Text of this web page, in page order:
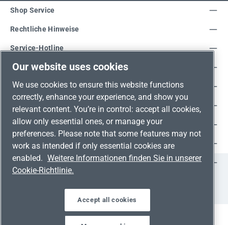
Service-Hotline
Shop Service
Rechtliche Hinweise
Unsere Vorteile
Versandarten
Zahlungsarten
Adresse
Umweltschutz & Partnerschaft
Jetzt auf Social Media folgen!
FacebookInstagramYouTubeLinkedIn
Our website uses cookies
We use cookies to ensure this website functions
correctly, enhance your experience, and show you
relevant content. You’re in control: accept all cookies,
allow only essential ones, or manage your
preferences. Please note that some features may not
work as intended if only essential cookies are
enabled. Weitere Informationen finden Sie in unserer
Cookie-Richtlinie.
Accept all cookies